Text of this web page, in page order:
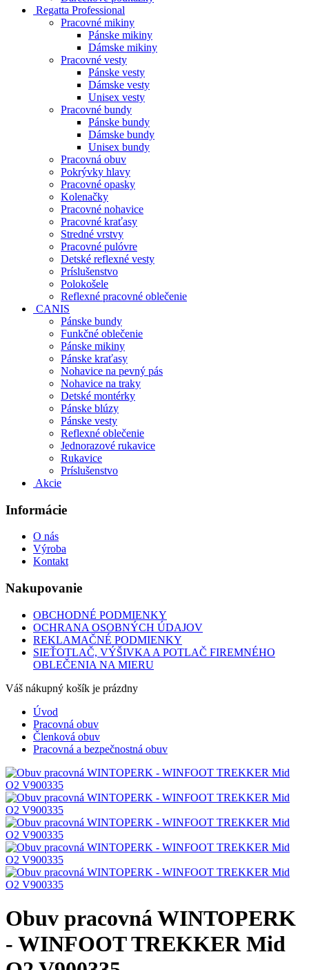
Regatta Professional
Pracovné mikiny
Pánske mikiny
Dámske mikiny
Pracovné vesty
Pánske vesty
Dámske vesty
Unisex vesty
Pracovné bundy
Pánske bundy
Dámske bundy
Unisex bundy
Pracovná obuv
Pokrývky hlavy
Pracovné opasky
Kolenačky
Pracovné nohavice
Pracovné kraťasy
Stredné vrstvy
Pracovné pulóvre
Detské reflexné vesty
Príslušenstvo
Polokošele
Reflexné pracovné oblečenie
CANIS
Pánske bundy
Funkčné oblečenie
Pánske mikiny
Pánske kraťasy
Nohavice na pevný pás
Nohavice na traky
Detské montérky
Pánske blúzy
Pánske vesty
Reflexné oblečenie
Jednorazové rukavice
Rukavice
Príslušenstvo
Akcie
Informácie
O nás
Výroba
Kontakt
Nakupovanie
OBCHODNÉ PODMIENKY
OCHRANA OSOBNÝCH ÚDAJOV
REKLAMAČNÉ PODMIENKY
SIEŤOTLAČ, VÝŠIVKA A POTLAČ FIREMNÉHO
OBLEČENIA NA MIERU
Váš nákupný košík je prázdny
Úvod
Pracovná obuv
Členková obuv
Pracovná a bezpečnostná obuv
Obuv pracovná WINTOPERK
- WINFOOT TREKKER Mid